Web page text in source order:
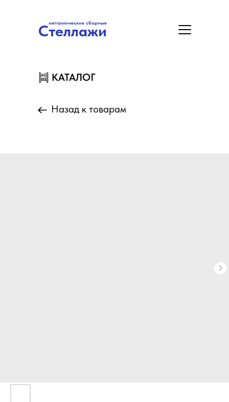
Стеллажи
металлические сборные
Стеллажи
КАТАЛОГ
Назад к товарам